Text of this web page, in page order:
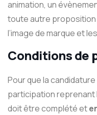
animation, un
toute autre proposition
l’image de marque et
Conditions de
Pour que la
participation
doit être complété et